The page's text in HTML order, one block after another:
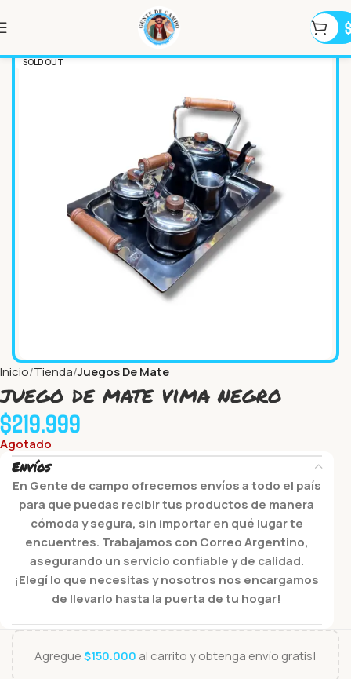
$
SOLD OUT
Inicio Tienda Juegos De Mate
juego de mate vima negro
$219.999
Agotado
Envíos
En Gente de campo ofrecemos envíos a todo el país
para que puedas recibir tus productos de manera
cómoda y segura, sin importar en qué lugar te
encuentres. Trabajamos con Correo Argentino,
asegurando un servicio confiable y de calidad.
¡Elegí lo que necesitas y nosotros nos encargamos
de llevarlo hasta la puerta de tu hogar!
Agregue$150.000 al carrito y obtenga envío gratis!